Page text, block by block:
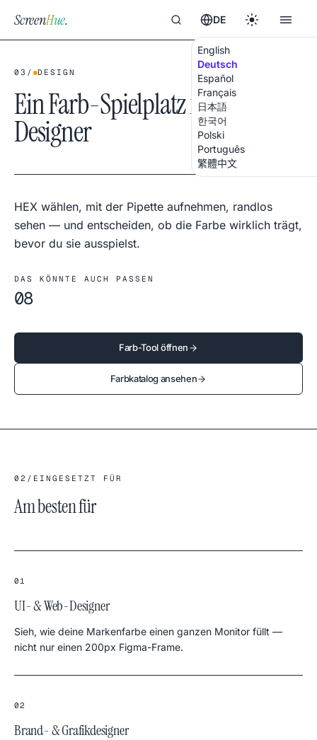
ScreenHue. DE
English
Deutsch
Español
Français
日本語
한국어
Polski
Português
繁體中文
03 / DESIGN
Ein Farb-Spielplatz für
Designer
HEX wählen, mit der Pipette aufnehmen, randlos
sehen — und entscheiden, ob die Farbe wirklich trägt,
bevor du sie ausspielst.
DAS KÖNNTE AUCH PASSEN
08
Farb-Tool öffnen
Farbkatalog ansehen
02 / EINGESETZT FÜR
Am besten für
01
UI- & Web-Designer
Sieh, wie deine Markenfarbe einen ganzen Monitor füllt —
nicht nur einen 200px Figma-Frame.
02
Brand- & Grafikdesigner